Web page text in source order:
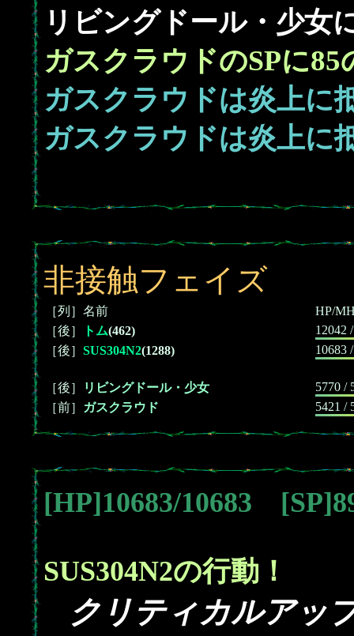
リビングドール・少女
ガスクラウドのSPに85
ガスクラウドは炎上に
ガスクラウドは炎上に
非接触フェイズ
［列］名前
HP/
［後］
トム(462)
12042
［後］ SUS304N2(1288) 10683
［後］ リビングドール・少女
5770 /
［前］
ガスクラウド 5421 /
[HP]10683/10683
SUS304N2の行動！
クリティカルアッ